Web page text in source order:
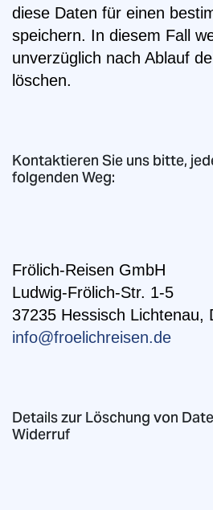
diese Daten für einen
speichern. In diesem Fall
unverzüglich nach Ablauf
löschen.
Kontaktieren Sie uns bitte,
folgenden Weg:
Frölich-Reisen GmbH
Ludwig-Frölich-Str. 1-5
37235 Hessisch Lichtenau,
info@froelichreisen.de
Details zur Löschung von
Widerruf